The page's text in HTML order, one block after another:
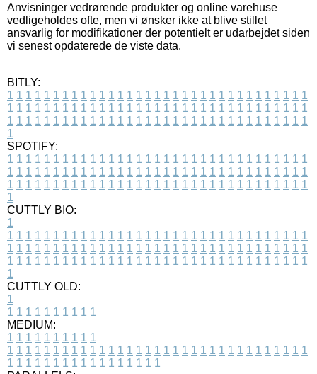
Anvisninger vedrørende produkter og online varehuse
vedligeholdes ofte, men vi ønsker ikke at blive stillet
ansvarlig for modifikationer der potentielt er udarbejdet siden
vi senest opdaterede de viste data.
BITLY:
1 1 1 1 1 1 1 1 1 1 1 1 1 1 1 1 1 1 1 1 1 1 1 1 1 1 1 1 1 1 1 1 1
1 1 1 1 1 1 1 1 1 1 1 1 1 1 1 1 1 1 1 1 1 1 1 1 1 1 1 1 1 1 1 1 1
1 1 1 1 1 1 1 1 1 1 1 1 1 1 1 1 1 1 1 1 1 1 1 1 1 1 1 1 1 1 1 1 1
1
SPOTIFY:
1 1 1 1 1 1 1 1 1 1 1 1 1 1 1 1 1 1 1 1 1 1 1 1 1 1 1 1 1 1 1 1 1
1 1 1 1 1 1 1 1 1 1 1 1 1 1 1 1 1 1 1 1 1 1 1 1 1 1 1 1 1 1 1 1 1
1 1 1 1 1 1 1 1 1 1 1 1 1 1 1 1 1 1 1 1 1 1 1 1 1 1 1 1 1 1 1 1 1
1
CUTTLY BIO:
1
1 1 1 1 1 1 1 1 1 1 1 1 1 1 1 1 1 1 1 1 1 1 1 1 1 1 1 1 1 1 1 1 1
1 1 1 1 1 1 1 1 1 1 1 1 1 1 1 1 1 1 1 1 1 1 1 1 1 1 1 1 1 1 1 1 1
1 1 1 1 1 1 1 1 1 1 1 1 1 1 1 1 1 1 1 1 1 1 1 1 1 1 1 1 1 1 1 1 1
1
CUTTLY OLD:
1
1 1 1 1 1 1 1 1 1 1
MEDIUM:
1 1 1 1 1 1 1 1 1 1
1 1 1 1 1 1 1 1 1 1 1 1 1 1 1 1 1 1 1 1 1 1 1 1 1 1 1 1 1 1 1 1 1
1 1 1 1 1 1 1 1 1 1 1 1 1 1 1 1 1